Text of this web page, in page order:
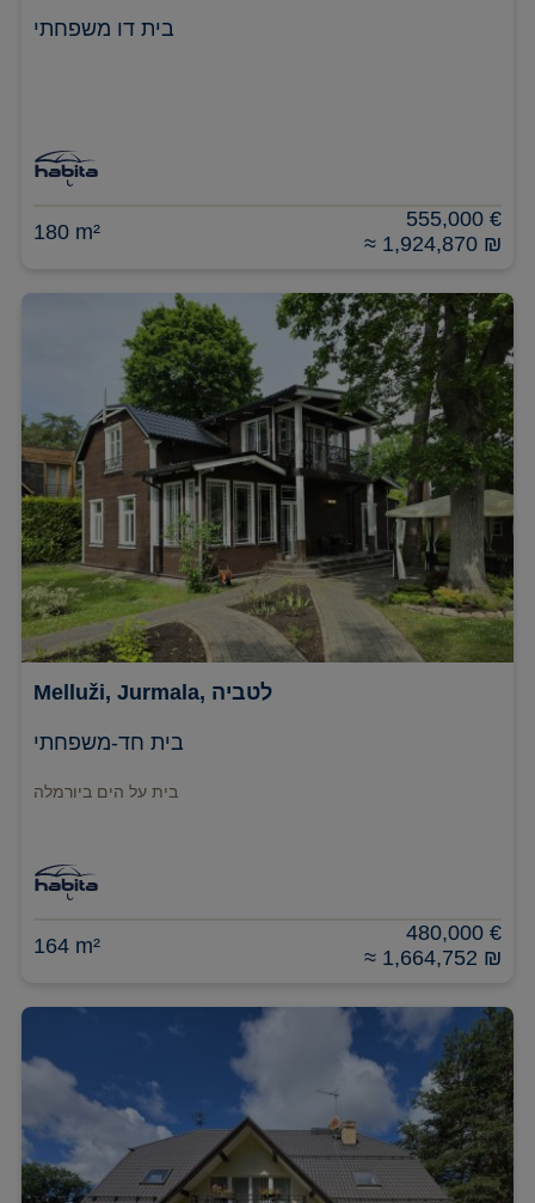
בית דו משפחתי
180 m²
555,000 €
≈ 1,924,870 ₪
Melluži, Jurmala, לטביה
בית חד-משפחתי
בית על הים ביורמלה
164 m²
480,000 €
≈ 1,664,752 ₪